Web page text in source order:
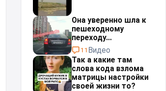
Она уверенно шла к
пешеходному
переходу...
11 Видео
Так а какие там
слова кода взлома
матрицы настройки
своей жизни то?